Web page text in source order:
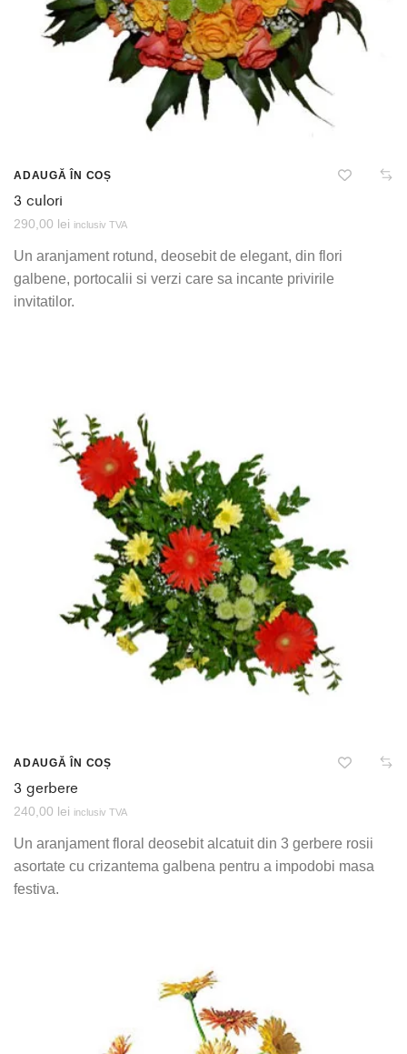
ADAUGĂ ÎN COȘ
3 culori
290,00 lei inclusiv TVA
Un aranjament rotund, deosebit de elegant, din flori
galbene, portocalii si verzi care sa incante privirile
invitatilor.
ADAUGĂ ÎN COȘ
3 gerbere
240,00 lei inclusiv TVA
Un aranjament floral deosebit alcatuit din 3 gerbere rosii
asortate cu crizantema galbena pentru a impodobi masa
festiva.